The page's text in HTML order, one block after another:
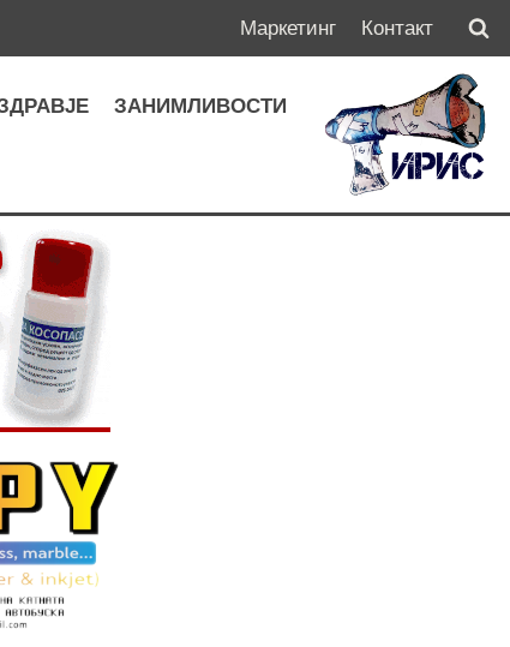
Маркетинг Контакт
ЗАНИМЛИВОСТИ